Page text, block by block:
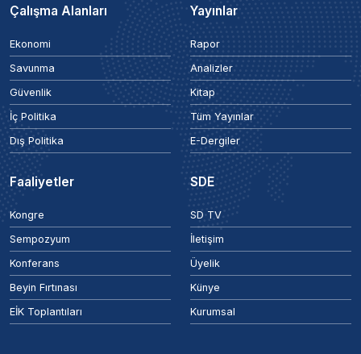
Çalışma Alanları
Ekonomi
Savunma
Güvenlik
İç Politika
Dış Politika
Yayınlar
Rapor
Analizler
Kitap
Tüm Yayınlar
E-Dergiler
Faaliyetler
Kongre
Sempozyum
Konferans
Beyin Fırtınası
EİK Toplantıları
SDE
SD TV
İletişim
Üyelik
Künye
Kurumsal